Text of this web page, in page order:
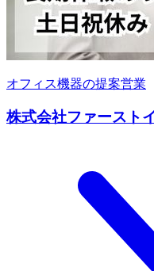
オフィス機器の提案営業
株式会社ファースト